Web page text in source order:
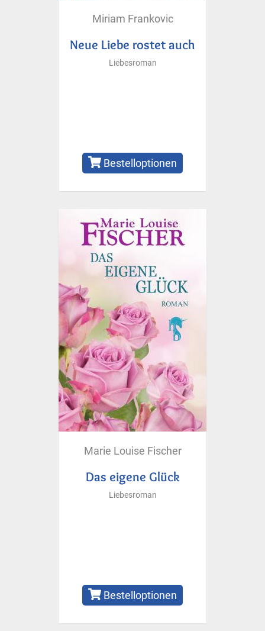
Miriam Frankovic
Neue Liebe rostet auch
Liebesroman
Bestelloptionen
Marie Louise Fischer
Das eigene Glück
Liebesroman
Bestelloptionen